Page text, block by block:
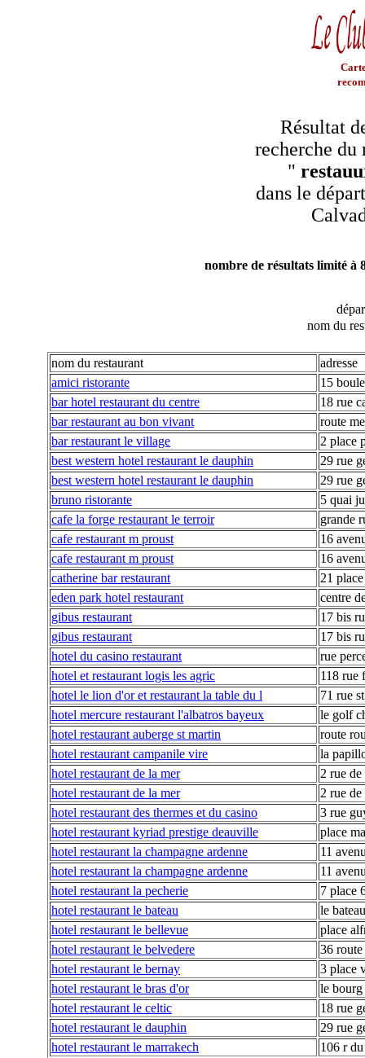
Résultat
recherche du
"
dans le
nombre de résultats limité à
nom du
nom du restaurant
adresse
amici ristorante
15
bar hotel restaurant du centre
18 rue
bar restaurant au bon vivant
route
bar restaurant le village
2 place
best western hotel restaurant le dauphin
29 rue
best western hotel restaurant le dauphin
29 rue
bruno ristorante
5 quai
cafe la forge restaurant le terroir
grande
cafe restaurant m proust
16
cafe restaurant m proust
16
catherine bar restaurant
21
eden park hotel restaurant
centre
gibus restaurant
17 bis
gibus restaurant
17 bis
hotel du casino restaurant
rue
hotel et restaurant logis les agric
118 rue
hotel le lion d'or et restaurant la table du l
71 rue
hotel mercure restaurant l'albatros bayeux
le golf
hotel restaurant auberge st martin
route
hotel restaurant campanile vire
la
hotel restaurant de la mer
2 rue
hotel restaurant de la mer
2 rue
hotel restaurant des thermes et du casino
3 rue
hotel restaurant kyriad prestige deauville
place
hotel restaurant la champagne ardenne
11
hotel restaurant la champagne ardenne
11
hotel restaurant la pecherie
7 place
hotel restaurant le bateau
le bateau
hotel restaurant le bellevue
place
hotel restaurant le belvedere
36
hotel restaurant le bernay
3 place
hotel restaurant le bras d'or
le bourg
hotel restaurant le celtic
18 rue
hotel restaurant le dauphin
29 rue
hotel restaurant le marrakech
106 r